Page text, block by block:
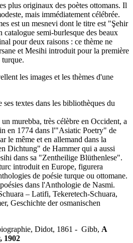
plus originaux des poètes ottomans. Il
mais immédiatement célébrée.
est un mesnevi dont le titre est "Şehir
semi-burlesque des beaux
pour deux raisons : ce thème ne
et Mesihi introduit pour la première
les images et les thèmes d'une
textes dans les bibliothèques du
un murebba, très célèbre en Occident, a
en 1774 dans l'"Asiatic Poetry" de
le même et en allemand dans la
Dichtung" de Hammer qui a aussi
dans sa "Zentheilige Blüthenlese".
introduit en Europe, figurera
de poésie turque ou ottomane.
dans l'Anthologie de Nasmi.
– Latifi, Tekeretech-Schuara,
Geschichte der osmanischen
Didot, 1861 - Gibb, A
1902